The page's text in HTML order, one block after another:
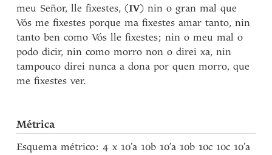
meu Señor, lle fixestes, (IV) nin o gran mal que
Vós me fixestes porque ma fixestes amar tanto, nin
tanto ben como Vós lle fixestes; nin o meu mal o
podo dicir, nin como morro non o direi xa, nin
tampouco direi nunca a dona por quen morro, que
me fixestes ver.
Métrica
Esquema métrico: 4 x 10’a 10b 10’a 10b 10c 10c 10’a